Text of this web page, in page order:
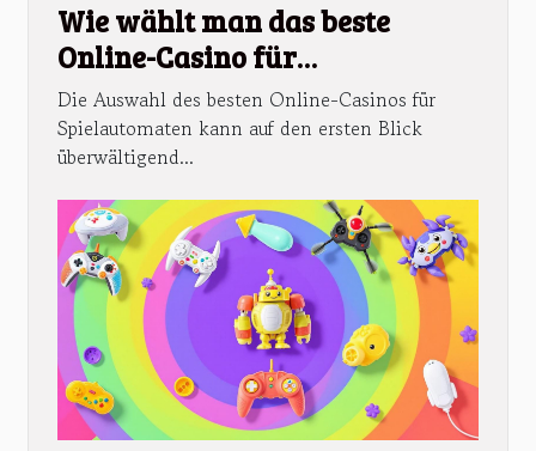
Wie wählt man das beste
Online-Casino für
Spielautomaten aus?
Die Auswahl des besten Online-Casinos für
Spielautomaten kann auf den ersten Blick
überwältigend...